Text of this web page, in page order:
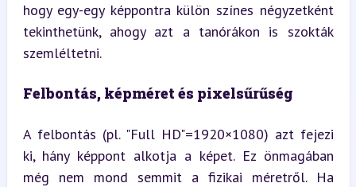
hogy egy-egy képpontra külön színes négyzetként
tekinthetünk, ahogy azt a tanórákon is szokták
szemléltetni.
Felbontás, képméret és pixelsűrűség
A felbontás (pl. "Full HD"=1920×1080) azt fejezi
ki, hány képpont alkotja a képet. Ez önmagában
még nem mond semmit a fizikai méretről. Ha